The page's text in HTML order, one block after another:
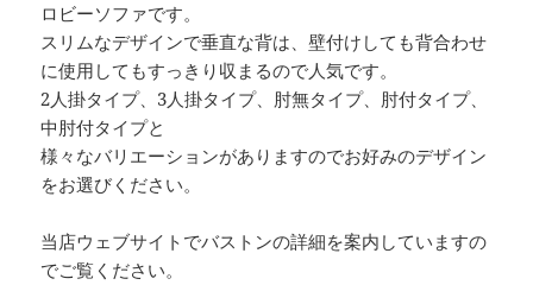
ロビーソファです。
スリムなデザインで垂直な背は、壁付けしても背合わせ
に使用してもすっきり収まるので人気です。
2人掛タイプ、3人掛タイプ、肘無タイプ、肘付タイプ、
中肘付タイプと
様々なバリエーションがありますのでお好みのデザイン
をお選びください。
当店ウェブサイトでバストンの詳細を案内していますの
でご覧ください。